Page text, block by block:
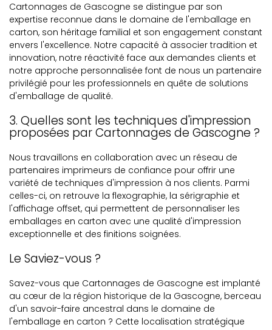
Cartonnages de Gascogne se distingue par son
expertise reconnue dans le domaine de l'emballage en
carton, son héritage familial et son engagement constant
envers l'excellence. Notre capacité à associer tradition et
innovation, notre réactivité face aux demandes clients et
notre approche personnalisée font de nous un partenaire
privilégié pour les professionnels en quête de solutions
d'emballage de qualité.
3. Quelles sont les techniques d'impression
proposées par Cartonnages de Gascogne ?
Nous travaillons en collaboration avec un réseau de
partenaires imprimeurs de confiance pour offrir une
variété de techniques d'impression à nos clients. Parmi
celles-ci, on retrouve la flexographie, la sérigraphie et
l'affichage offset, qui permettent de personnaliser les
emballages en carton avec une qualité d'impression
exceptionnelle et des finitions soignées.
Le Saviez-vous ?
Savez-vous que Cartonnages de Gascogne est implanté
au cœur de la région historique de la Gascogne, berceau
d'un savoir-faire ancestral dans le domaine de
l'emballage en carton ? Cette localisation stratégique